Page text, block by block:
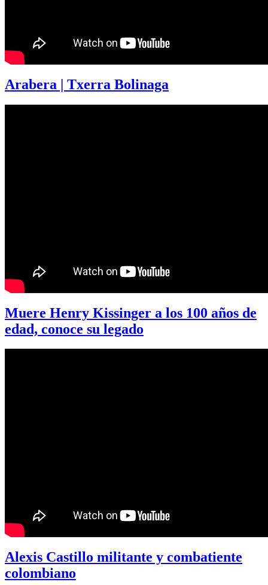
Arabera | Txerra Bolinaga
Muere Henry Kissinger a los 100 años de
edad, conoce su legado
Alexis Castillo militante y combatiente
colombiano